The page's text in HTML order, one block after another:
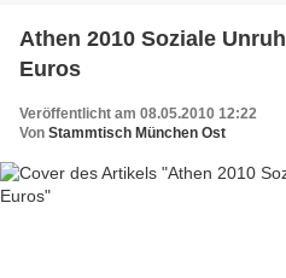
Athen 2010 Soziale
Euros
Veröffentlicht am 08.05.2010 12:22
Von Stammtisch München Ost